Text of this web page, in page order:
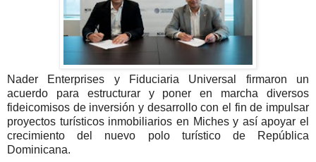
Nader Enterprises y Fiduciaria Universal firmaron un
acuerdo para estructurar y poner en marcha diversos
fideicomisos de inversión y desarrollo con el fin de impulsar
proyectos turísticos inmobiliarios en Miches y así apoyar el
crecimiento del nuevo polo turístico de República
Dominicana.